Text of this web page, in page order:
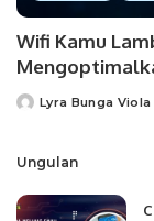
Wifi Kamu
PostedLyra Bunga Viola
Ungulan